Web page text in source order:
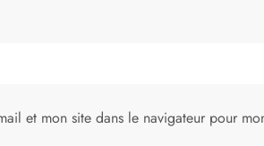
et mon site dans le navigateur pour